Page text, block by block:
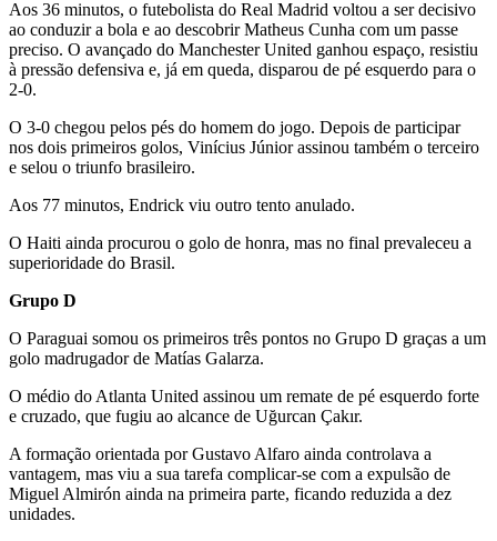
Aos 36 minutos, o futebolista do Real Madrid voltou a ser decisivo
ao conduzir a bola e ao descobrir Matheus Cunha com um passe
preciso. O avançado do Manchester United ganhou espaço, resistiu
à pressão defensiva e, já em queda, disparou de pé esquerdo para o
2-0.
O 3-0 chegou pelos pés do homem do jogo. Depois de participar
nos dois primeiros golos, Vinícius Júnior assinou também o terceiro
e selou o triunfo brasileiro.
Aos 77 minutos, Endrick viu outro tento anulado.
O Haiti ainda procurou o golo de honra, mas no final prevaleceu a
superioridade do Brasil.
Grupo D
O Paraguai somou os primeiros três pontos no Grupo D graças a um
golo madrugador de Matías Galarza.
O médio do Atlanta United assinou um remate de pé esquerdo forte
e cruzado, que fugiu ao alcance de Uğurcan Çakır.
A formação orientada por Gustavo Alfaro ainda controlava a
vantagem, mas viu a sua tarefa complicar-se com a expulsão de
Miguel Almirón ainda na primeira parte, ficando reduzida a dez
unidades.